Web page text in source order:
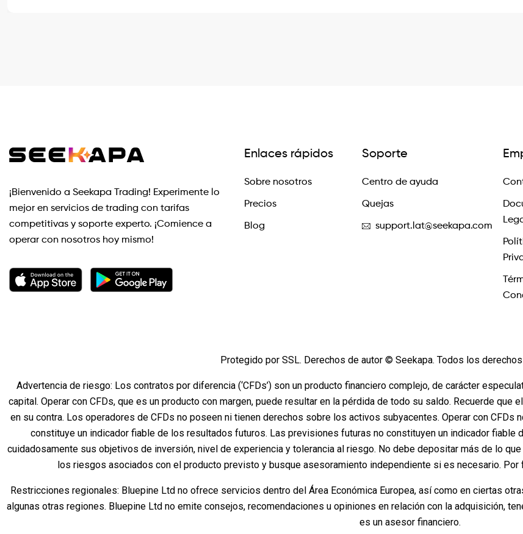
¡Bienvenido a Seekapa Trading! Experimente lo
mejor en servicios de trading con tarifas
competitivas y soporte experto. ¡Comience a
operar con nosotros hoy mismo!
Enlaces rápidos
Sobre nosotros
Precios
Blog
Soporte
Centro de ayuda
Quejas
support.lat@seekapa.com
Protegido por SSL. Derechos de autor © Seekapa. Todos los
Advertencia de riesgo: Los contratos por diferencia (‘CFDs’) son un producto financiero complejo, de carácter
capital. Operar con CFDs, que es un producto con margen, puede resultar en la pérdida de todo su saldo. Recuerde
en su contra. Los operadores de CFDs no poseen ni tienen derechos sobre los activos subyacentes. Operar con
constituye un indicador fiable de los resultados futuros. Las previsiones futuras no constituyen un indicador fiable
cuidadosamente sus objetivos de inversión, nivel de experiencia y tolerancia al riesgo. No debe depositar más de lo
los riesgos asociados con el producto previsto y busque asesoramiento independiente si es necesario. Por
Restricciones regionales: Bluepine Ltd no ofrece servicios dentro del Área Económica Europea, así como en ciertas
algunas otras regiones. Bluepine Ltd no emite consejos, recomendaciones u opiniones en relación con la adquisición,
es un asesor financiero.